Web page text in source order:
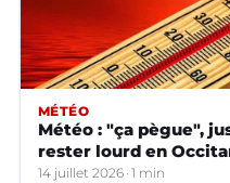
MÉTÉO
Météo : "ça pègue",
rester lourd en
14 juillet 2026 1 min